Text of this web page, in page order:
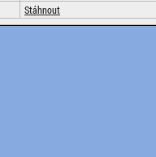
Stáhnout